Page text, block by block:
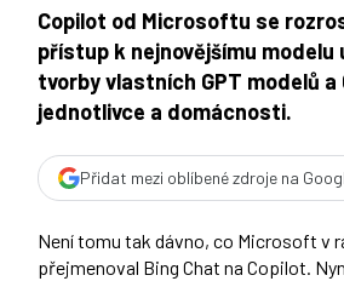
Copilot od Microsoftu se
přístup k nejnovějšímu modelu
tvorby vlastních GPT modelů
jednotlivce a domácnosti.
Přidat mezi oblíbené zdroje na
Není tomu tak dávno, co Microsoft v
přejmenoval Bing Chat na Copilot.